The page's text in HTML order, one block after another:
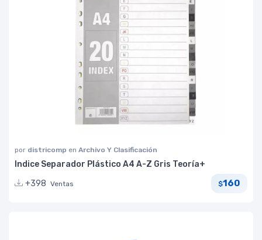
por districomp en Archivo Y Clasificación
Indice Separador Plástico A4 A-Z Gris Teoría+
+398 Ventas $160